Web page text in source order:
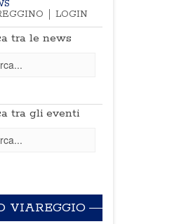
LOGIN
tra le news
tra gli eventi
VIAREGGIO